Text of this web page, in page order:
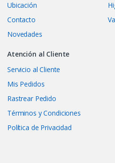
Ubicación
Contacto
Novedades
Atención al Cliente
Servicio al Cliente
Mis Pedidos
Rastrear Pedido
Términos y Condiciones
Política de Privacidad